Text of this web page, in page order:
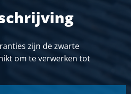
zijn de zwarte
om te verwerken tot